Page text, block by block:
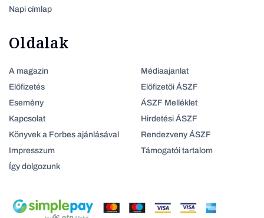
Napi címlap
Oldalak
A magazin
Előfizetés
Esemény
Kapcsolat
Könyvek a Forbes ajánlásával
Impresszum
Így dolgozunk
Médiaajanlat
Előfizetői ÁSZF
ÁSZF Melléklet
Hirdetési ÁSZF
Rendezveny ÁSZF
Támogatói tartalom